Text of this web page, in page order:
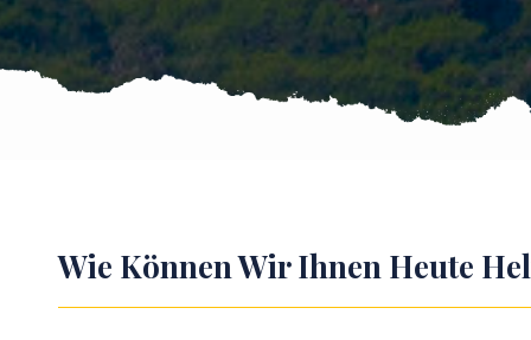
Wie Können Wir Ihnen Heute